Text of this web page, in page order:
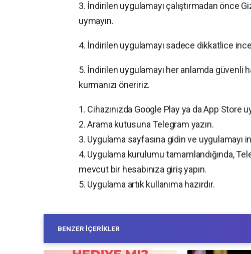
3. İndirilen uygulamayı çalıştırmadan önce
uymayın.
4. İndirilen uygulamayı sadece dikkatlice
5. İndirilen uygulamayı her anlamda güvenli
kurmanızı öneririz.
1. Cihazınızda Google Play ya da App Store
2. Arama kutusuna Telegram yazın.
3. Uygulama sayfasına gidin ve uygulamayı
4. Uygulama kurulumu tamamlandığında,
mevcut bir hesabınıza giriş yapın.
5. Uygulama artık kullanıma hazırdır.
BENZER İÇERIKLER